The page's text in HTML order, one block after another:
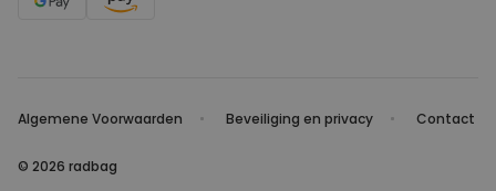
Algemene Voorwaarden Beveiliging en privacy Contact
© 2026 radbag